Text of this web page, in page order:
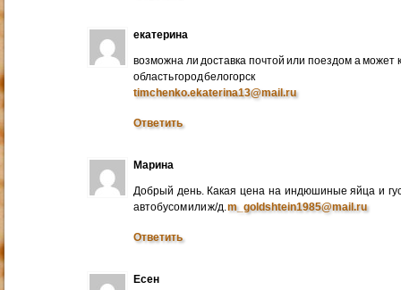
екатерина
возможна ли доставка почтой или поездом а
область город белогорск
timchenko.ekaterina13@mail.ru
Ответить
Марина
Добрый день. Какая цена на индюшиные яйца и
автобусом или ж/д.m_goldshtein1985@mail.ru
Ответить
Есен